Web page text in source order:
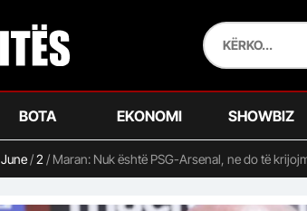
BOTA EKONOMI SHOWBIZ
June/2 / Maran: Nuk është PSG-Arsenal, ne do të